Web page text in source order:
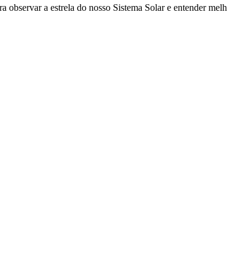
observar a estrela do nosso Sistema Solar e entender